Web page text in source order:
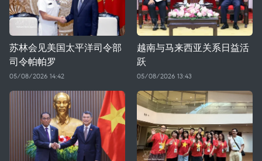
苏林会见美国太平洋司令部
司令帕帕罗
05/08/2026 14:42
越南与马来西亚关系日益活
跃
05/08/2026 13:43